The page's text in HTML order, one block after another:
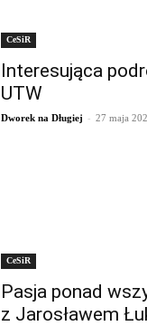
CeSiR
Interesująca
UTW
Dworek na Długiej - 27 maja
CeSiR
Pasja ponad
z Jarosławem